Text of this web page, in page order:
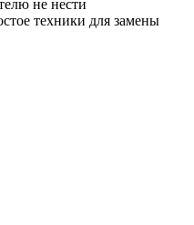
не нести
техники для замены